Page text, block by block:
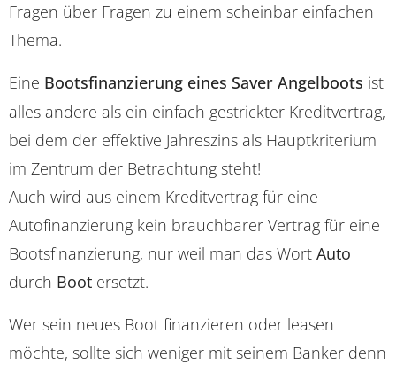
Fragen über Fragen zu einem scheinbar einfachen
Thema.
Eine Bootsfinanzierung eines Saver Angelboots ist
alles andere als ein einfach gestrickter Kreditvertrag,
bei dem der effektive Jahreszins als Hauptkriterium
im Zentrum der Betrachtung steht!
Auch wird aus einem Kreditvertrag für eine
Autofinanzierung kein brauchbarer Vertrag für eine
Bootsfinanzierung, nur weil man das Wort Auto
durch Boot ersetzt.
Wer sein neues Boot finanzieren oder leasen
möchte, sollte sich weniger mit seinem Banker denn